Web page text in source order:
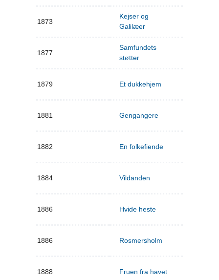
1873
Kejser og
Galilæer
1877
Samfundets
støtter
1879 Et dukkehjem
1881 Gengangere
1882 En folkefiende
1884 Vildanden
1886 Hvide heste
1886 Rosmersholm
1888 Fruen fra havet